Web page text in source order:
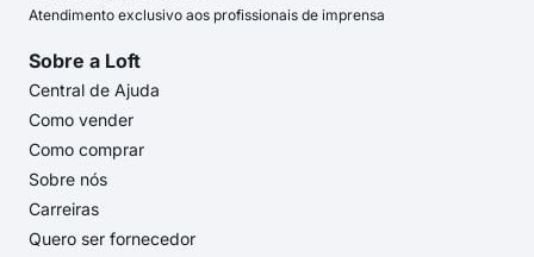
Atendimento exclusivo aos profissionais de imprensa
Sobre a Loft
Central de Ajuda
Como vender
Como comprar
Sobre nós
Carreiras
Quero ser fornecedor